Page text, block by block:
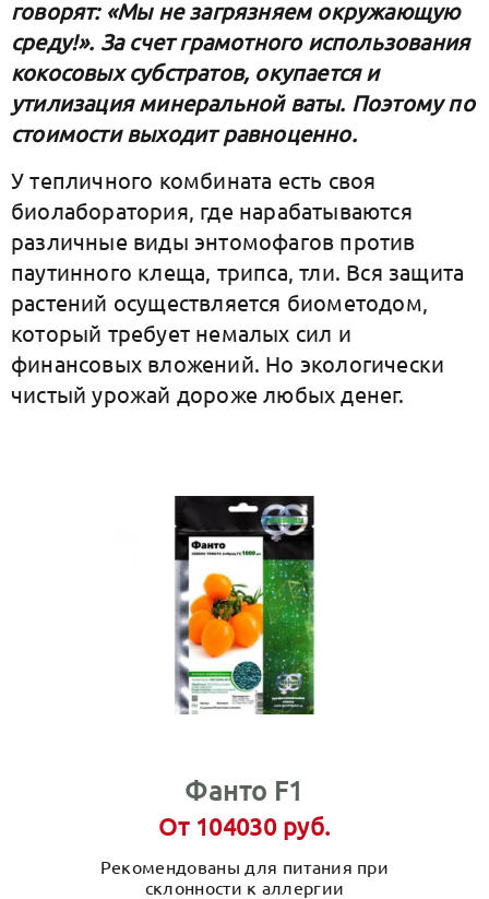
говорят: «Мы не загрязняем окружающую
среду!». За счет грамотного использования
кокосовых субстратов, окупается и
утилизация минеральной ваты. Поэтому по
стоимости выходит равноценно.
У тепличного комбината есть своя
биолаборатория, где нарабатываются
различные виды энтомофагов против
паутинного клеща, трипса, тли. Вся защита
растений осуществляется биометодом,
который требует немалых сил и
финансовых вложений. Но экологически
чистый урожай дороже любых денег.
Фанто F1
От 104030 руб.
Рекомендованы для питания при
склонности к аллергии